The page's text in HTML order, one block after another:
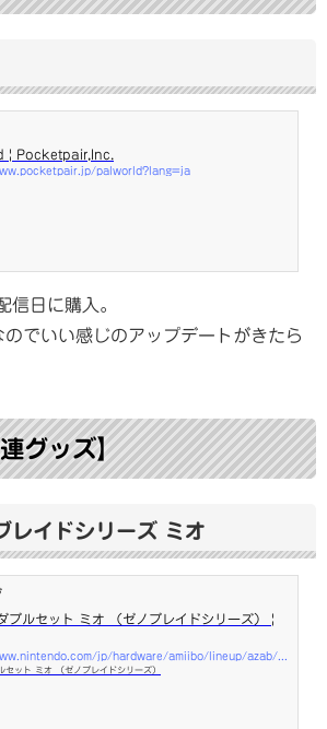
| Pocketpair,Inc.
palworld?lang=ja
日に購入。
でいい感じのアップデートがきたら
グッズ】
イドシリーズ ミオ
ブルセット ミオ （ゼノブレイドシリーズ） |
セット ミオ （ゼノブレイドシリーズ）